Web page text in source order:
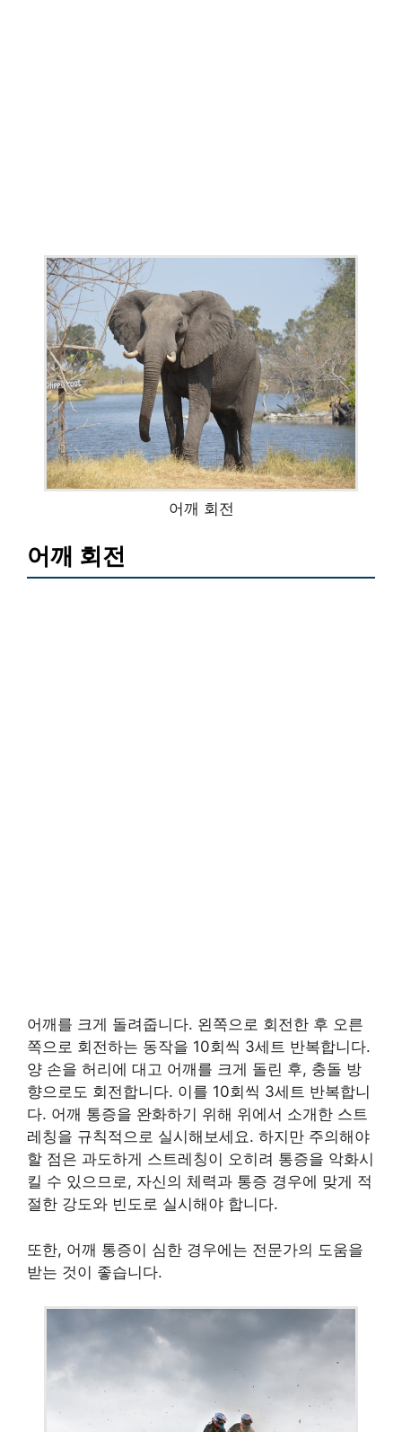
어깨 회전
어깨 회전
어깨를 크게 돌려줍니다. 왼쪽으로 회전한 후 오른
쪽으로 회전하는 동작을 10회씩 3세트 반복합니다.
양 손을 허리에 대고 어깨를 크게 돌린 후, 충돌 방
향으로도 회전합니다. 이를 10회씩 3세트 반복합니
다. 어깨 통증을 완화하기 위해 위에서 소개한 스트
레칭을 규칙적으로 실시해보세요. 하지만 주의해야
할 점은 과도하게 스트레칭이 오히려 통증을 악화시
킬 수 있으므로, 자신의 체력과 통증 경우에 맞게 적
절한 강도와 빈도로 실시해야 합니다.
또한, 어깨 통증이 심한 경우에는 전문가의 도움을
받는 것이 좋습니다.